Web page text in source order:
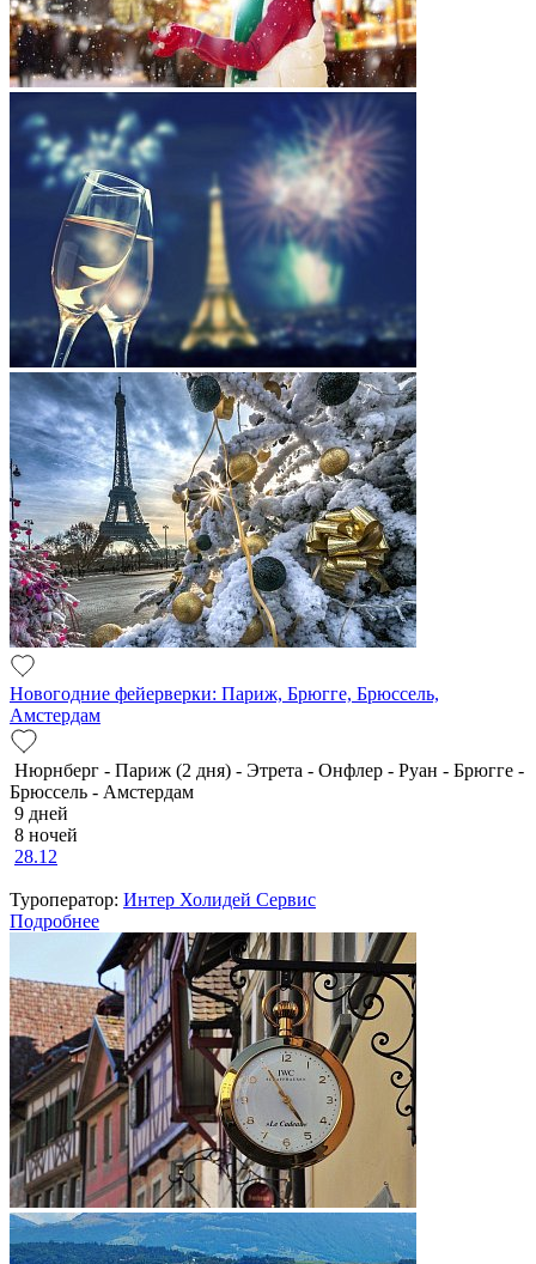
Новогодние фейерверки: Париж, Брюгге, Брюссель,
Амстердам
Нюрнберг - Париж (2 дня) - Этрета - Онфлер - Руан - Брюгге -
Брюссель - Амстердам
9 дней
8 ночей
28.12
Туроператор: Интер Холидей Сервис
Подробнее